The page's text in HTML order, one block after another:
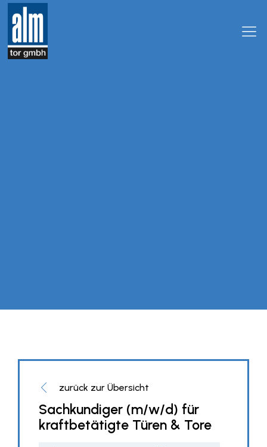
zurück zur Übersicht
Sachkundiger (m/w/d) für
kraftbetätigte Türen & Tore